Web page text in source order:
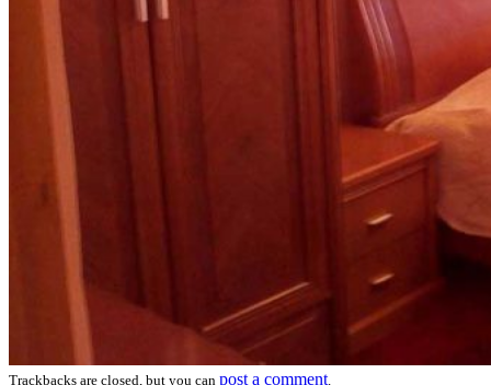
Trackbacks are closed, but you can post a comment.